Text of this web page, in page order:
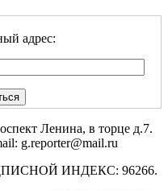
адрес:
Ленина, в торце д.7.
g.reporter@mail.ru
ИНДЕКС: 96266.